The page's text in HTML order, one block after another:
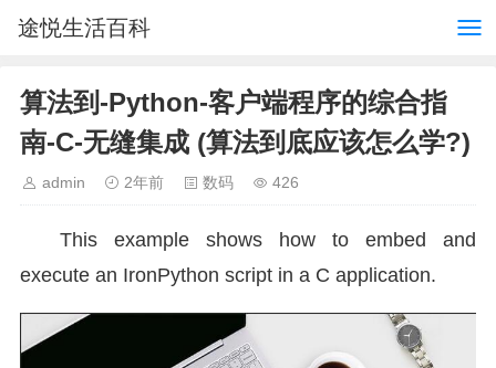
途悦生活百科
算法到-Python-客户端程序的综合指
南-C-无缝集成 (算法到底应该怎么学?)
admin 2年前 数码 426
This example shows how to embed and
execute an IronPython script in a C application.